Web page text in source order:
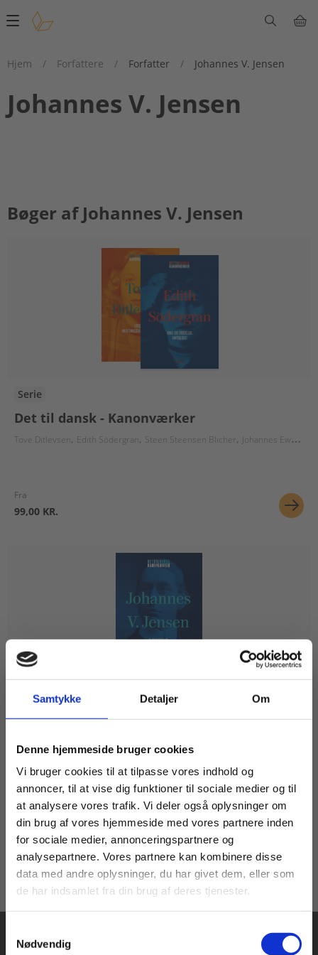
Samtykke Detaljer Om
Denne hjemmeside bruger cookies
Vi bruger cookies til at tilpasse vores indhold og
annoncer, til at vise dig funktioner til sociale medier og til
at analysere vores trafik. Vi deler også oplysninger om
din brug af vores hjemmeside med vores partnere inden
for sociale medier, annonceringspartnere og
analysepartnere. Vores partnere kan kombinere disse
data med andre oplysninger, du har givet dem, eller som
de har indsamlet fra din brug af deres tjenester.
Nødvendig
Main
Hjem
/ Forfattere / Forfatter / Johannes V. Jensen
Johannes V. Jensen
Bøger af Johannes V. Jensen
Serie
Det til dansk - Kanonværker
Tove Ditlevsen Edith Södergran Steen Steensen Blicher Johannes Ewald
Fra
99,00 KR.
Flergangsbog
Johannes V. Jensen
139,00 KR.
Køb læremidler og find masterclasses mm.
Fortsæt som:
For privatkunder og
studerende. Du får
vist priser inkl.
For institutioner og
virksomheder. Du
får vist priser ekskl.